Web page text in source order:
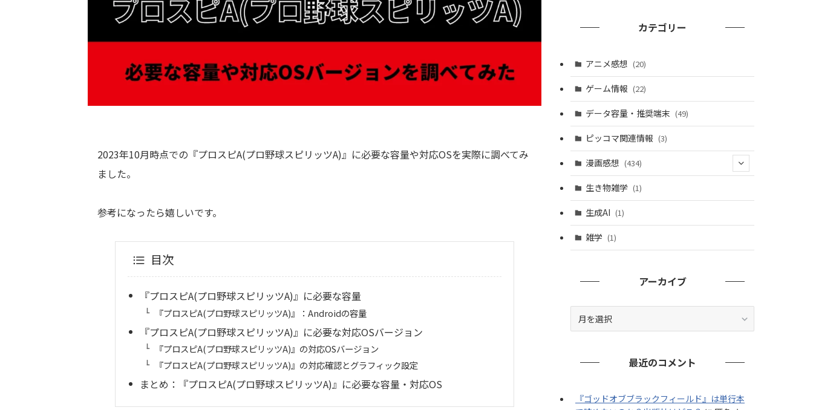
2023年10月時点での『プロスピA(プロ野球スピリッツA)』に必要な容量や対応OSを実際に調べてみ
ました。
参考になったら嬉しいです。
目次
『プロスピA(プロ野球スピリッツA)』に必要な容量
『プロスピA(プロ野球スピリッツA)』：Androidの容量
『プロスピA(プロ野球スピリッツA)』に必要な対応OSバージョン
『プロスピA(プロ野球スピリッツA)』の対応OSバージョン
『プロスピA(プロ野球スピリッツA)』の対応確認とグラフィック設定
まとめ：『プロスピA(プロ野球スピリッツA)』に必要な容量・対応OS
カテゴリー
アニメ感想 (20)
ゲーム情報 (22)
データ容量・推奨端末 (49)
ピッコマ関連情報 (3)
漫画感想 (434)
(20)
生き物雑学 (1)
生成AI (1)
雑学 (1)
アーカイブ
最近のコメント
『ゴッドオブブラックフィールド』は単行本